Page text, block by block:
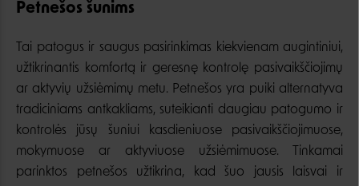
Petnešos šunims
Tai patogus ir saugus pasirinkimas kiekvienam augintiniui,
užtikrinantis komfortą ir geresnę kontrolę pasivaikščiojimų
ar aktyvių užsiėmimų metu. Petnešos yra puiki alternatyva
tradiciniams antkakliams, suteikianti daugiau patogumo ir
kontrolės jūsų šuniui kasdieniuose pasivaikščiojimuose,
mokymuose ar aktyviuose užsiėmimuose. Tinkamai
parinktos petnešos užtikrina, kad šuo jausis laisvai ir